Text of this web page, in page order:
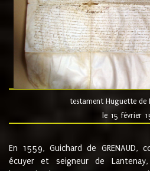
testament Huguette de
le 15 février
En 1559, Guichard de GRENAUD,
écuyer et seigneur de